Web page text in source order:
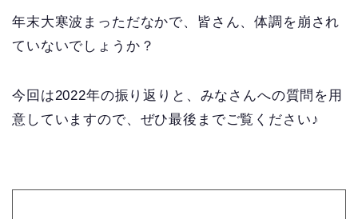
年末大寒波まっただなかで、皆さん、体調を崩され
ていないでしょうか？
今回は2022年の振り返りと、みなさんへの質問を用
意していますので、ぜひ最後までご覧ください♪